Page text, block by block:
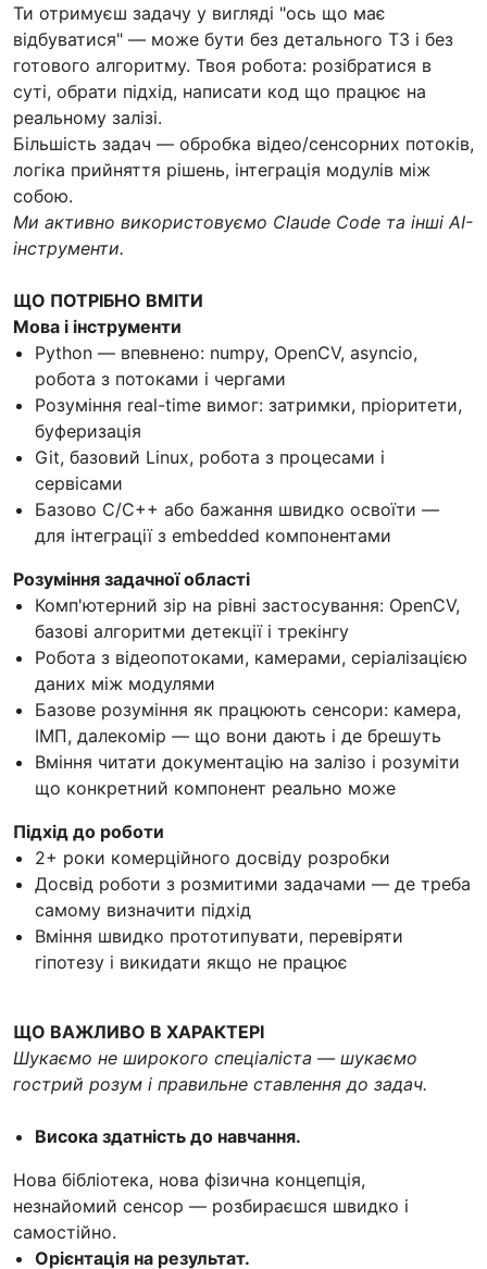
Ти отримуєш задачу у вигляді "ось що має
відбуватися" — може бути без детального ТЗ і без
готового алгоритму. Твоя робота: розібратися в
суті, обрати підхід, написати код що працює на
реальному залізі.
Більшість задач — обробка відео/сенсорних потоків,
логіка прийняття рішень, інтеграція модулів між
собою.
Ми активно використовуємо Claude Code та інші AI-
інструменти.
ЩО ПОТРІБНО ВМІТИ
Мова і інструменти
Python — впевнено: numpy, OpenCV, asyncio,
робота з потоками і чергами
Розуміння real-time вимог: затримки, пріоритети,
буферизація
Git, базовий Linux, робота з процесами і
сервісами
Базово C/C++ або бажання швидко освоїти —
для інтеграції з embedded компонентами
Розуміння задачної області
Комп'ютерний зір на рівні застосування: OpenCV,
базові алгоритми детекції і трекінгу
Робота з відеопотоками, камерами, серіалізацією
даних між модулями
Базове розуміння як працюють сенсори: камера,
ІМП, далекомір — що вони дають і де брешуть
Вміння читати документацію на залізо і розуміти
що конкретний компонент реально може
Підхід до роботи
2+ роки комерційного досвіду розробки
Досвід роботи з розмитими задачами — де треба
самому визначити підхід
Вміння швидко прототипувати, перевіряти
гіпотезу і викидати якщо не працює
ЩО ВАЖЛИВО В ХАРАКТЕРІ
Шукаємо не широкого спеціаліста — шукаємо
гострий розум і правильне ставлення до задач.
Висока здатність до навчання.
Нова бібліотека, нова фізична концепція,
незнайомий сенсор — розбираєшся швидко і
самостійно.
Орієнтація на результат.